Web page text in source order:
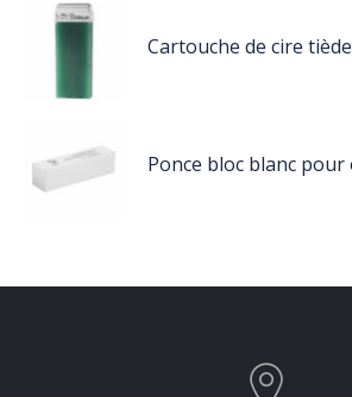
Ponce bloc blanc pour